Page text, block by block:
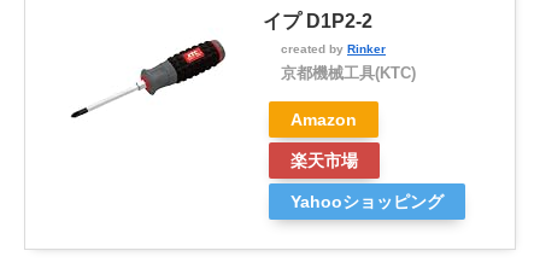
イプ D1P2-2
created by Rinker
京都機械工具(KTC)
Amazon
楽天市場
Yahooショッピング